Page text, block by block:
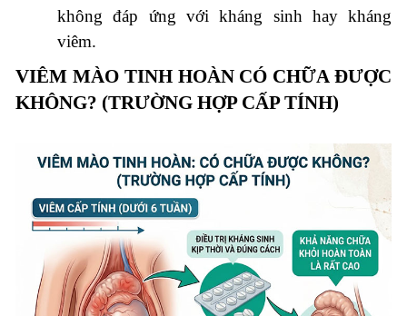
không đáp ứng với kháng sinh hay kháng
viêm.
VIÊM MÀO TINH HOÀN CÓ CHỮA ĐƯỢC
KHÔNG? (TRƯỜNG HỢP CẤP TÍNH)